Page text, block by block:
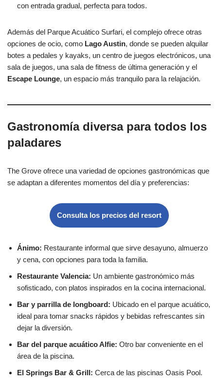
con entrada gradual, perfecta para todos.
Además del Parque Acuático Surfari, el complejo ofrece otras
opciones de ocio, como Lago Austin, donde se pueden alquilar
botes a pedales y kayaks, un centro de juegos electrónicos, una
sala de juegos, una sala de fitness de última generación y el
Escape Lounge, un espacio más tranquilo para la relajación.
Gastronomía diversa para todos los
paladares
The Grove ofrece una variedad de opciones gastronómicas que
se adaptan a diferentes momentos del día y preferencias:
Consulta los precios del resort
Ánimo: Restaurante informal que sirve desayuno, almuerzo
y cena, con opciones para toda la familia.
Restaurante Valencia: Un ambiente gastronómico más
sofisticado, con platos inspirados en la cocina internacional.
Bar y parrilla de longboard: Ubicado en el parque acuático,
ideal para tomar snacks rápidos y bebidas refrescantes sin
dejar la diversión.
Bar del parque acuático Alfie: Otro bar conveniente en el
área de la piscina.
El Springs Bar & Grill: Cerca de las piscinas Oasis Pool.